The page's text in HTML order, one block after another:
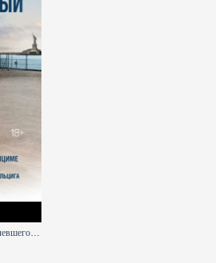
Непокоренный. От чудом уцелевшего в Освенциме до легенды Уолл-стрит: выдающаяся история Зигберта Вильцига